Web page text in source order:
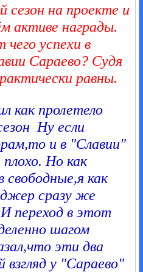
на проекте и
активе награды.
успехи в
Сараево? Судя
равны.
как пролетело
Ну если
и в "Славии"
Но как
свободные,я как
сразу же
переход в этот
шагом
эти два
взгляд у "Сараево"